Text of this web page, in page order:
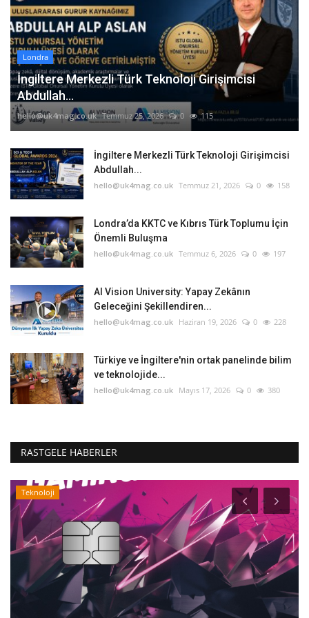
Londra
İngiltere Merkezli Türk Teknoloji Girişimcisi
Abdullah...
hello@uk4mag.co.uk Temmuz 25, 2026 0 115
İngiltere Merkezli Türk Teknoloji Girişimcisi
Abdullah...
hello@uk4mag.co.uk Temmuz 21, 2026 0 158
Londra’da KKTC ve Kıbrıs Türk Toplumu İçin
Önemli Buluşma
hello@uk4mag.co.uk Temmuz 6, 2026 0 197
AI Vision University: Yapay Zekânın
Geleceğini Şekillendiren...
hello@uk4mag.co.uk Haziran 19, 2026 0 228
Türkiye ve İngiltere'nin ortak panelinde bilim
ve teknolojide...
hello@uk4mag.co.uk Mayıs 17, 2026 0 380
RASTGELE HABERLER
Teknoloji